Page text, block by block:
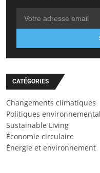
CATÉGORIES
Changements climatiques
Politiques
Sustainable Living
Économie circulaire
Énergie et environnement